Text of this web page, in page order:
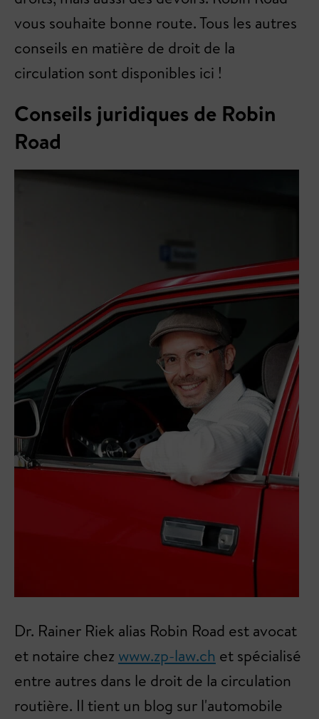
vous souhaite bonne route. Tous les autres
conseils en matière de droit de la
circulation sont disponibles ici !
Conseils juridiques de Robin
Road
Dr. Rainer Riek alias Robin Road est avocat
et notaire chez www.zp-law.ch et spécialisé
entre autres dans le droit de la circulation
routière. Il tient un blog sur l'automobile